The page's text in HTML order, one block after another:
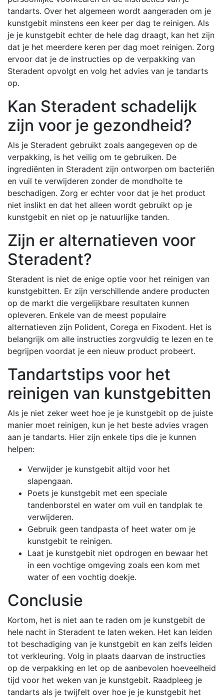
tandarts. Over het algemeen wordt aangeraden om je
kunstgebit minstens een keer per dag te reinigen. Als
je je kunstgebit echter de hele dag draagt, kan het zijn
dat je het meerdere keren per dag moet reinigen. Zorg
ervoor dat je de instructies op de verpakking van
Steradent opvolgt en volg het advies van je tandarts
op.
Kan Steradent schadelijk
zijn voor je gezondheid?
Als je Steradent gebruikt zoals aangegeven op de
verpakking, is het veilig om te gebruiken. De
ingrediënten in Steradent zijn ontworpen om bacteriën
en vuil te verwijderen zonder de mondholte te
beschadigen. Zorg er echter voor dat je het product
niet inslikt en dat het alleen wordt gebruikt op je
kunstgebit en niet op je natuurlijke tanden.
Zijn er alternatieven voor
Steradent?
Steradent is niet de enige optie voor het reinigen van
kunstgebitten. Er zijn verschillende andere producten
op de markt die vergelijkbare resultaten kunnen
opleveren. Enkele van de meest populaire
alternatieven zijn Polident, Corega en Fixodent. Het is
belangrijk om alle instructies zorgvuldig te lezen en te
begrijpen voordat je een nieuw product probeert.
Tandartstips voor het
reinigen van kunstgebitten
Als je niet zeker weet hoe je je kunstgebit op de juiste
manier moet reinigen, kun je het beste advies vragen
aan je tandarts. Hier zijn enkele tips die je kunnen
helpen:
Verwijder je kunstgebit altijd voor het
slapengaan.
Poets je kunstgebit met een speciale
tandenborstel en water om vuil en tandplak te
verwijderen.
Gebruik geen tandpasta of heet water om je
kunstgebit te reinigen.
Laat je kunstgebit niet opdrogen en bewaar het
in een vochtige omgeving zoals een kom met
water of een vochtig doekje.
Conclusie
Kortom, het is niet aan te raden om je kunstgebit de
hele nacht in Steradent te laten weken. Het kan leiden
tot beschadiging van je kunstgebit en kan zelfs leiden
tot verkleuring. Volg in plaats daarvan de instructies
op de verpakking en let op de aanbevolen hoeveelheid
tijd voor het weken van je kunstgebit. Raadpleeg je
tandarts als je twijfelt over hoe je je kunstgebit het